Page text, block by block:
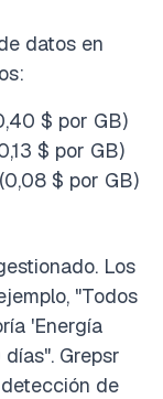
datos en
$ por GB)
$ por GB)
$ por GB)
Los
"Todos
'Energía
Grepsr
de